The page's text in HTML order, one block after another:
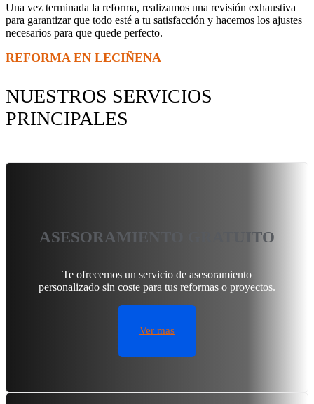
Una vez terminada la reforma, realizamos una revisión exhaustiva
para garantizar que todo esté a tu satisfacción y hacemos los ajustes
necesarios para que quede perfecto.
REFORMA EN LECIÑENA
NUESTROS SERVICIOS
PRINCIPALES
ASESORAMIENTO GRATUITO
Te ofrecemos un servicio de asesoramiento
personalizado sin coste para tus reformas o proyectos.
Ver mas